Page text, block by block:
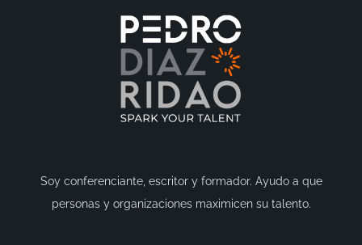
Soy conferenciante, escritor y formador. Ayudo a que
personas y organizaciones maximicen su talento.